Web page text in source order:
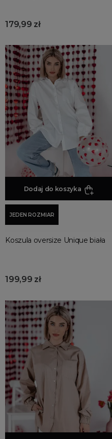
179,99 zł
Dodaj do koszyka
JEDEN ROZMIAR
Koszula oversize Unique biała
199,99 zł